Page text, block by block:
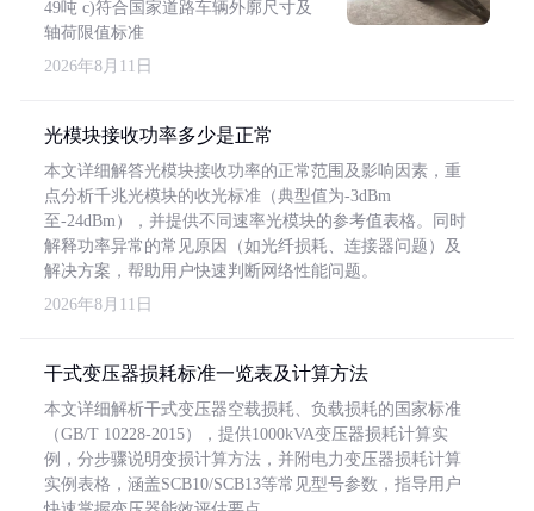
49吨 c)符合国家道路车辆外廓尺寸及
轴荷限值标准
2026年8月11日
光模块接收功率多少是正常
本文详细解答光模块接收功率的正常范围及影响因素，重
点分析千兆光模块的收光标准（典型值为-3dBm
至-24dBm），并提供不同速率光模块的参考值表格。同时
解释功率异常的常见原因（如光纤损耗、连接器问题）及
解决方案，帮助用户快速判断网络性能问题。
2026年8月11日
干式变压器损耗标准一览表及计算方法
本文详细解析干式变压器空载损耗、负载损耗的国家标准
（GB/T 10228-2015），提供1000kVA变压器损耗计算实
例，分步骤说明变损计算方法，并附电力变压器损耗计算
实例表格，涵盖SCB10/SCB13等常见型号参数，指导用户